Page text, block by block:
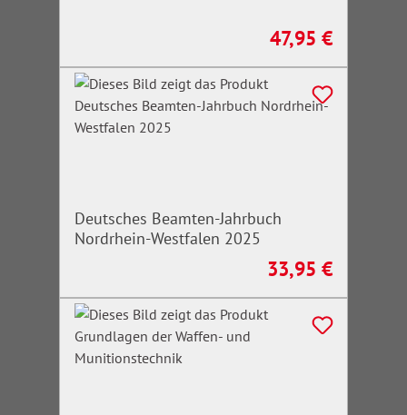
Regulärer Preis:
47,95 €
Deutsches Beamten-Jahrbuch
Nordrhein-Westfalen 2025
Regulärer Preis:
33,95 €